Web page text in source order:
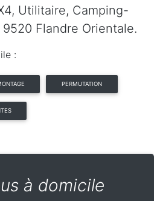
Utilitaire, Camping-
Flandre Orientale.
:
PERMUTATION
à domicile